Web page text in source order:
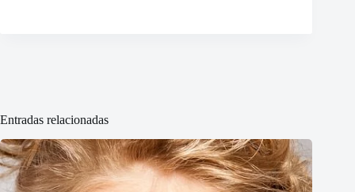
Entradas relacionadas